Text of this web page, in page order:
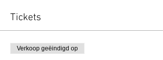
Tickets
Verkoop geëindigd op